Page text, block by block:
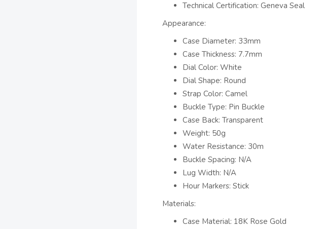
Technical Certification: Geneva Seal
Appearance:
Case Diameter: 33mm
Case Thickness: 7.7mm
Dial Color: White
Dial Shape: Round
Strap Color: Camel
Buckle Type: Pin Buckle
Case Back: Transparent
Weight: 50g
Water Resistance: 30m
Buckle Spacing: N/A
Lug Width: N/A
Hour Markers: Stick
Materials:
Case Material: 18K Rose Gold